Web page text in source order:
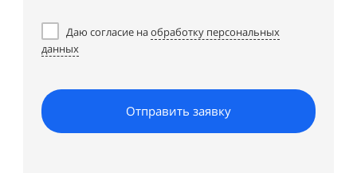
Даю согласие наобработку персональных
данных
Отправить заявку